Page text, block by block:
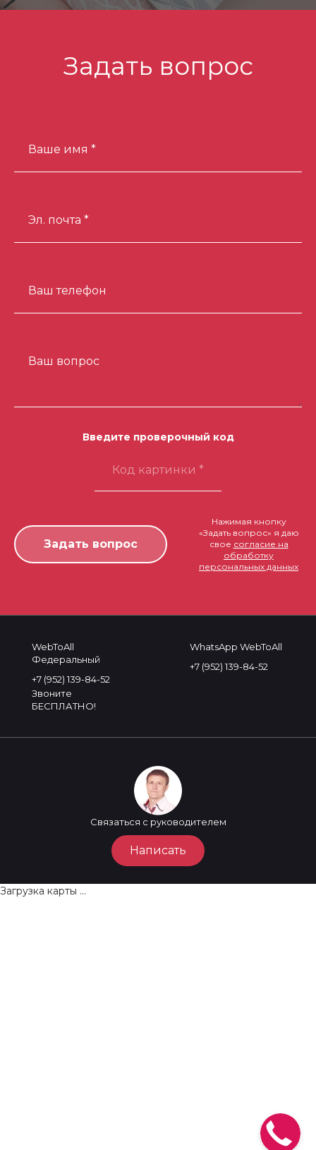
Задать вопрос
Ваше имя *
Эл. почта *
Ваш телефон
Ваш вопрос
Введите проверочный код
Нажимая кнопку
«Задать вопрос» я даю
свое согласие на
обработку
персональных данных
WebToAll
Федеральный
+7 (952) 139-84-52
Звоните
БЕСПЛАТНО!
WhatsApp WebToAll
+7 (952) 139-84-52
Связаться с руководителем
Написать
Загрузка карты ...